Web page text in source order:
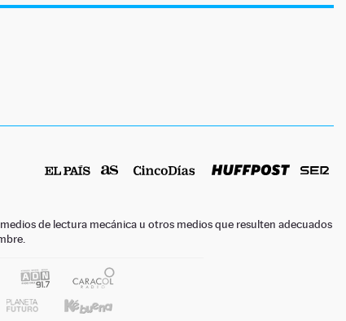
de lectura mecánica u otros medios que resulten adecuados